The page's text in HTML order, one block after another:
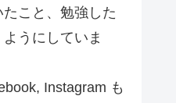
こと、勉強した
うにしていま
Instagram も